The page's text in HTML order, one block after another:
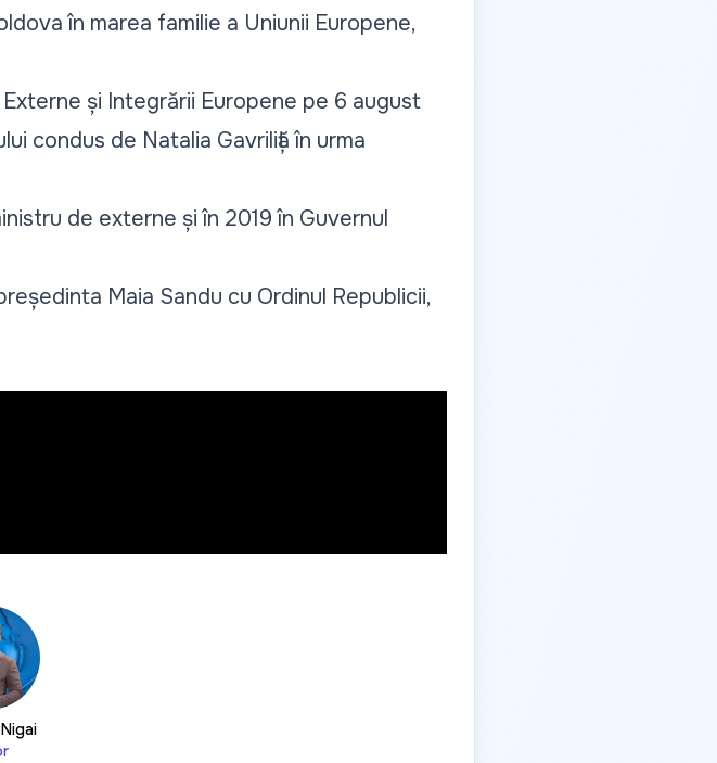
în marea familie a Uniunii Europene,
și Integrării Europene pe 6 august
condus de Natalia Gavriliță în urma
de externe și în 2019 în Guvernul
Maia Sandu cu Ordinul Republicii,